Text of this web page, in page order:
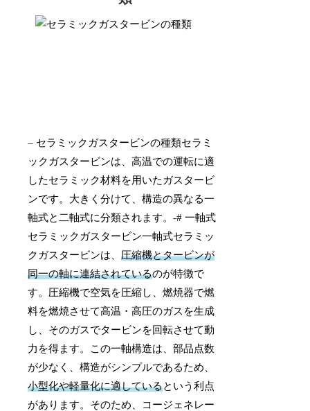
– セラミックガスタービンの種類セラミ
ックガスタービンは、高温での運転に適
したセラミック材料を用いたガスタービ
ンです。大きく分けて、構造の異なる一
軸式と二軸式に分類されます。-# 一軸式
セラミックガスタービン一軸式セラミッ
クガスタービンは、圧縮機とタービンが
同一の軸に連結されているのが特徴で
す。圧縮機で空気を圧縮し、燃焼器で燃
料を燃焼させて高温・高圧のガスを生成
し、そのガスでタービンを回転させて動
力を得ます。この一軸構造は、部品点数
が少なく、構造がシンプルであるため、
小型化や軽量化に適しているという利点
があります。そのため、コージェネレー